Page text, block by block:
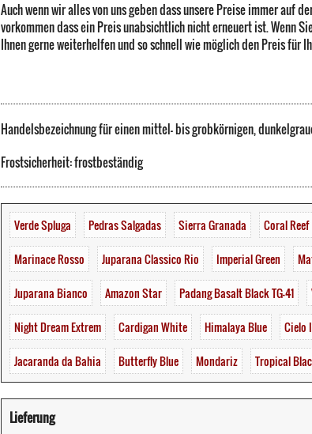
Auch wenn wir alles von uns geben dass unsere Preise immer auf
vorkommen dass ein Preis unabsichtlich nicht erneuert ist. Wenn
Ihnen gerne weiterhelfen und so schnell wie möglich den Preis für
Handelsbezeichnung für einen mittel- bis grobkörnigen,
Frostsicherheit: frostbeständig
Verde Spluga Pedras Salgadas Sierra Granada Coral Reef
Marinace Rosso Juparana Classico Rio Imperial Green
Juparana Bianco Amazon Star Padang Basalt Black TG-41
Night Dream Extrem Cardigan White Himalaya Blue Cielo
Jacaranda da Bahia Butterfly Blue Mondariz Tropical
Lieferung